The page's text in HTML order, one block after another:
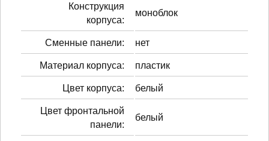
Конструкция
корпуса:
моноблок
Сменные панели: нет
Материал корпуса: пластик
Цвет корпуса: белый
Цвет фронтальной
панели:
белый